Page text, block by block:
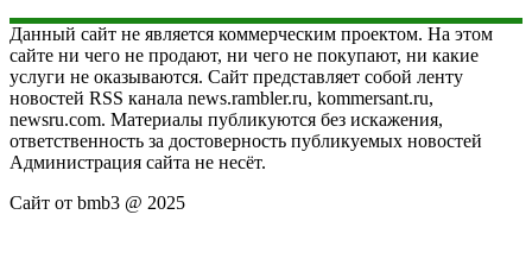
Данный сайт не является коммерческим проектом. На этом
сайте ни чего не продают, ни чего не покупают, ни какие
услуги не оказываются. Сайт представляет собой ленту
новостей RSS канала news.rambler.ru, kommersant.ru,
newsru.com. Материалы публикуются без искажения,
ответственность за достоверность публикуемых новостей
Администрация сайта не несёт.
Сайт от bmb3 @ 2025